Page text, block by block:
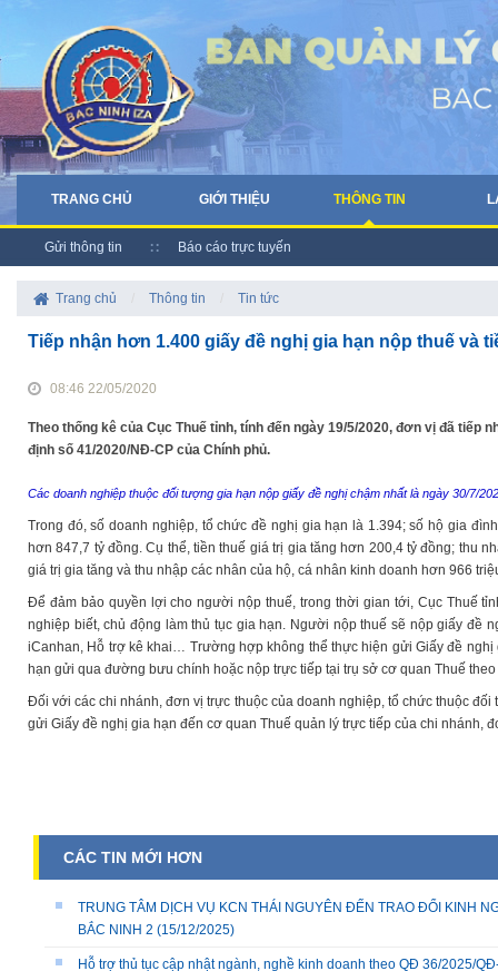
TRANG CHỦ GIỚI THIỆU THÔNG TIN
Gửi thông tin Báo cáo trực tuyến
Trang chủ Thông tin Tin tức
Tiếp nhận hơn 1.400 giấy đề nghị gia hạn nộp thuế và
08:46 22/05/2020
Theo thống kê của Cục Thuế tỉnh, tính đến ngày 19/5/2020, đơn vị đã tiếp
định số 41/2020/NĐ-CP của Chính phủ.
Các doanh nghiệp thuộc đối tượng gia hạn nộp giấy đề nghị chậm nhất là ngày 30/7/
Trong đó, số doanh nghiệp, tổ chức đề nghị gia hạn là 1.394; số hộ gia
hơn 847,7 tỷ đồng. Cụ thể, tiền thuế giá trị gia tăng hơn 200,4 tỷ đồng; thu
giá trị gia tăng và thu nhập các nhân của hộ, cá nhân kinh doanh hơn 966
Để đảm bảo quyền lợi cho người nộp thuế, trong thời gian tới, Cục Thuế
nghiệp biết, chủ động làm thủ tục gia hạn. Người nộp thuế sẽ nộp giấy đề
iCanhan, Hỗ trợ kê khai… Trường hợp không thể thực hiện gửi Giấy đề
hạn gửi qua đường bưu chính hoặc nộp trực tiếp tại trụ sở cơ quan Thuế
Đối với các chi nhánh, đơn vị trực thuộc của doanh nghiệp, tổ chức thuộc
gửi Giấy đề nghị gia hạn đến cơ quan Thuế quản lý trực tiếp của chi nhánh,
CÁC TIN MỚI HƠN
TRUNG TÂM DỊCH VỤ KCN THÁI NGUYÊN ĐẾN TRAO ĐỔI KINH
BẮC NINH 2 (15/12/2025)
Hỗ trợ thủ tục cập nhật ngành, nghề kinh doanh theo QĐ 36/2025/